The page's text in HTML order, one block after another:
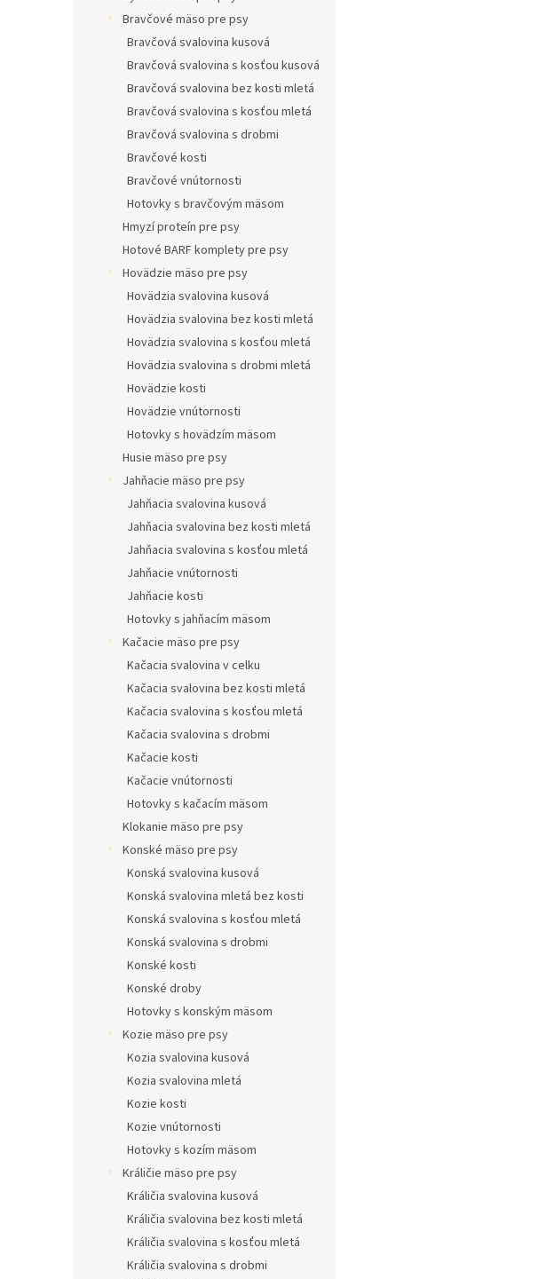
Bravčové mäso pre psy
Bravčová svalovina kusová
Bravčová svalovina s kosťou kusová
Bravčová svalovina bez kosti mletá
Bravčová svalovina s kosťou mletá
Bravčová svalovina s drobmi
Bravčové kosti
Bravčové vnútornosti
Hotovky s bravčovým mäsom
Hmyzí proteín pre psy
Hotové BARF komplety pre psy
Hovädzie mäso pre psy
Hovädzia svalovina kusová
Hovädzia svalovina bez kosti mletá
Hovädzia svalovina s kosťou mletá
Hovädzia svalovina s drobmi mletá
Hovädzie kosti
Hovädzie vnútornosti
Hotovky s hovädzím mäsom
Husie mäso pre psy
Jahňacie mäso pre psy
Jahňacia svalovina kusová
Jahňacia svalovina bez kosti mletá
Jahňacia svalovina s kosťou mletá
Jahňacie vnútornosti
Jahňacie kosti
Hotovky s jahňacím mäsom
Kačacie mäso pre psy
Kačacia svalovina v celku
Kačacia svalovina bez kosti mletá
Kačacia svalovina s kosťou mletá
Kačacia svalovina s drobmi
Kačacie kosti
Kačacie vnútornosti
Hotovky s kačacím mäsom
Klokanie mäso pre psy
Konské mäso pre psy
Konská svalovina kusová
Konská svalovina mletá bez kosti
Konská svalovina s kosťou mletá
Konská svalovina s drobmi
Konské kosti
Konské droby
Hotovky s konským mäsom
Kozie mäso pre psy
Kozia svalovina kusová
Kozia svalovina mletá
Kozie kosti
Kozie vnútornosti
Hotovky s kozím mäsom
Králičie mäso pre psy
Králičia svalovina kusová
Králičia svalovina bez kosti mletá
Králičia svalovina s kosťou mletá
Králičia svalovina s drobmi